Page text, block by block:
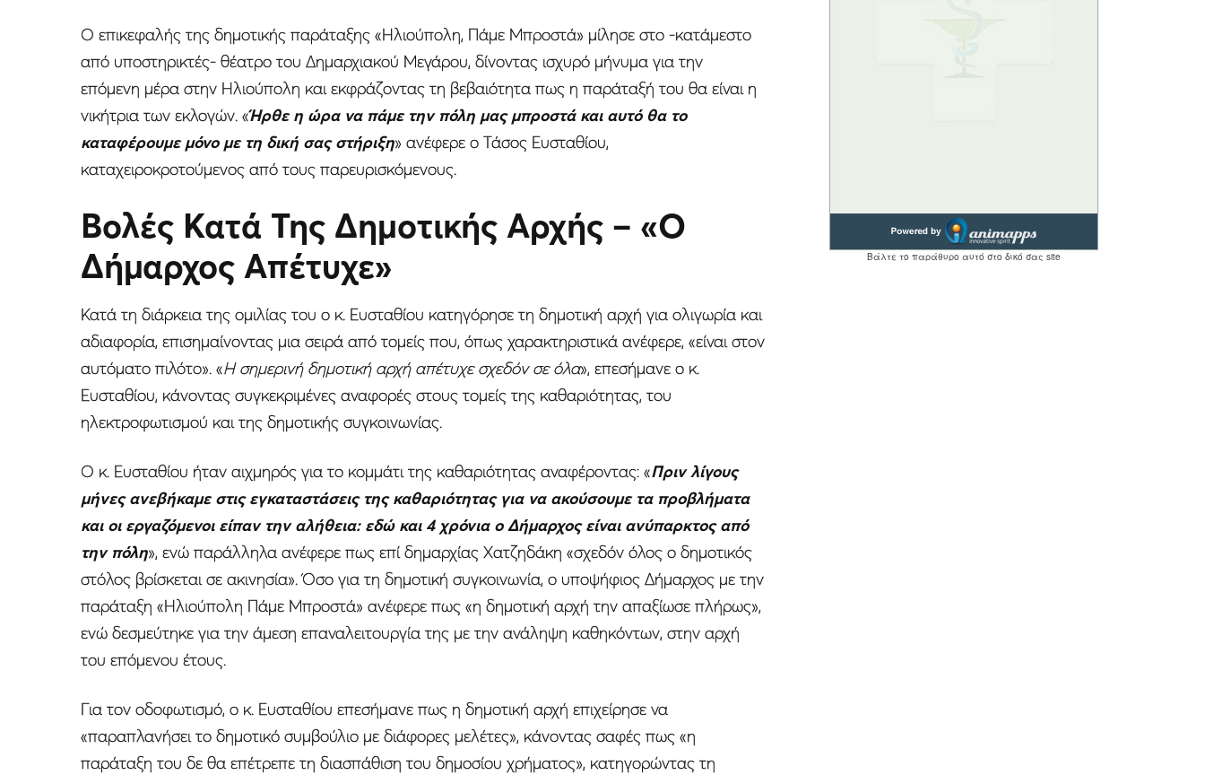
Ο επικεφαλής της δημοτικής παράταξης «Ηλιούπολη, Πάμε Μπροστά» μίλησε στο -κατάμεστο
από υποστηρικτές- θέατρο του Δημαρχιακού Μεγάρου, δίνοντας ισχυρό μήνυμα για την
επόμενη μέρα στην Ηλιούπολη και εκφράζοντας τη βεβαιότητα πως η παράταξή του θα είναι η
νικήτρια των εκλογών. «Ήρθε η ώρα να πάμε την πόλη μας μπροστά και αυτό θα το
καταφέρουμε μόνο με τη δική σας στήριξη» ανέφερε ο Τάσος Ευσταθίου,
καταχειροκροτούμενος από τους παρευρισκόμενους.
Βολές Κατά Της Δημοτικής Αρχής – «Ο
Δήμαρχος Απέτυχε»
Κατά τη διάρκεια της ομιλίας του ο κ. Ευσταθίου κατηγόρησε τη δημοτική αρχή για ολιγωρία και
αδιαφορία, επισημαίνοντας μια σειρά από τομείς που, όπως χαρακτηριστικά ανέφερε, «είναι στον
αυτόματο πιλότο». «Η σημερινή δημοτική αρχή απέτυχε σχεδόν σε όλα», επεσήμανε ο κ.
Ευσταθίου, κάνοντας συγκεκριμένες αναφορές στους τομείς της καθαριότητας, του
ηλεκτροφωτισμού και της δημοτικής συγκοινωνίας.
Ο κ. Ευσταθίου ήταν αιχμηρός για το κομμάτι της καθαριότητας αναφέροντας: «Πριν λίγους
μήνες ανεβήκαμε στις εγκαταστάσεις της καθαριότητας για να ακούσουμε τα προβλήματα
και οι εργαζόμενοι είπαν την αλήθεια: εδώ και 4 χρόνια ο Δήμαρχος είναι ανύπαρκτος από
την πόλη», ενώ παράλληλα ανέφερε πως επί δημαρχίας Χατζηδάκη «σχεδόν όλος ο δημοτικός
στόλος βρίσκεται σε ακινησία». Όσο για τη δημοτική συγκοινωνία, ο υποψήφιος Δήμαρχος με την
παράταξη «Ηλιούπολη Πάμε Μπροστά» ανέφερε πως «η δημοτική αρχή την απαξίωσε πλήρως»,
ενώ δεσμεύτηκε για την άμεση επαναλειτουργία της με την ανάληψη καθηκόντων, στην αρχή
του επόμενου έτους.
Για τον οδοφωτισμό, ο κ. Ευσταθίου επεσήμανε πως η δημοτική αρχή επιχείρησε να
«παραπλανήσει το δημοτικό συμβούλιο με διάφορες μελέτες», κάνοντας σαφές πως «η
παράταξη του δε θα επέτρεπε τη διασπάθιση του δημοσίου χρήματος», κατηγορώντας τη